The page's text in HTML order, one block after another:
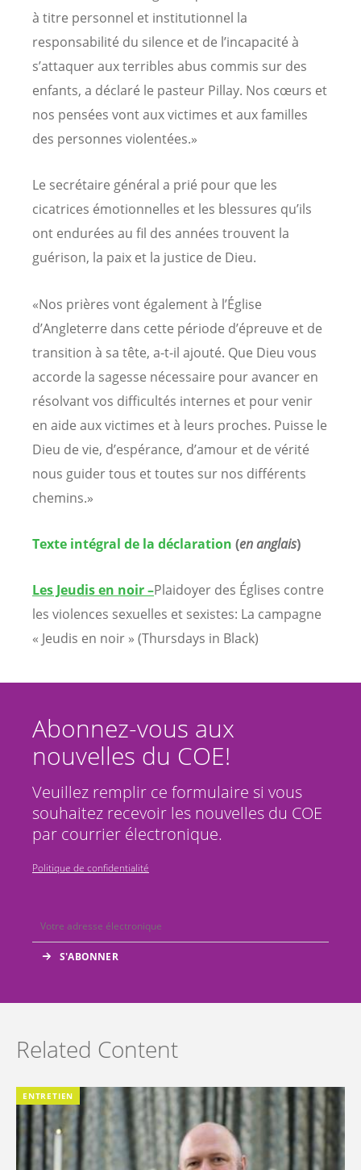
à titre personnel et institutionnel la
responsabilité du silence et de l’incapacité à
s’attaquer aux terribles abus commis sur des
enfants, a déclaré le pasteur Pillay. Nos cœurs et
nos pensées vont aux victimes et aux familles
des personnes violentées.»
Le secrétaire général a prié pour que les
cicatrices émotionnelles et les blessures qu’ils
ont endurées au fil des années trouvent la
guérison, la paix et la justice de Dieu.
«Nos prières vont également à l’Église
d’Angleterre dans cette période d’épreuve et de
transition à sa tête, a-t-il ajouté. Que Dieu vous
accorde la sagesse nécessaire pour avancer en
résolvant vos difficultés internes et pour venir
en aide aux victimes et à leurs proches. Puisse le
Dieu de vie, d’espérance, d’amour et de vérité
nous guider tous et toutes sur nos différents
chemins.»
Texte intégral de la déclaration (en anglais)
Les Jeudis en noir –Plaidoyer des Églises contre
les violences sexuelles et sexistes: La campagne
« Jeudis en noir » (Thursdays in Black)
Abonnez-vous aux
nouvelles du COE!
Veuillez remplir ce formulaire si vous
souhaitez recevoir les nouvelles du COE
par courrier électronique.
Politique de confidentialité
Related Content
ENTRETIEN